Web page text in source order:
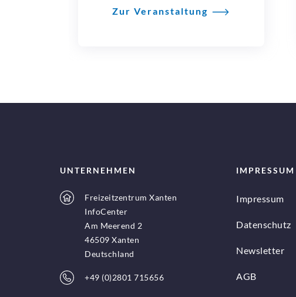
Zur Veranstaltung
UNTERNEHMEN
Freizeitzentrum Xanten
InfoCenter
Am Meerend 2
46509 Xanten
Deutschland
+49 (0)2801 715656
IMPRESSUM
Impressum
Datenschutz
Newsletter
AGB